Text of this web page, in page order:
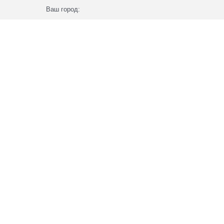
Ваш город: